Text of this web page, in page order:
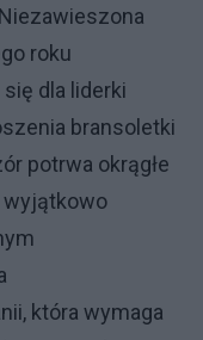
roku
dla liderki
bransoletki
potrwa okrągłe
wyjątkowo
która wymaga